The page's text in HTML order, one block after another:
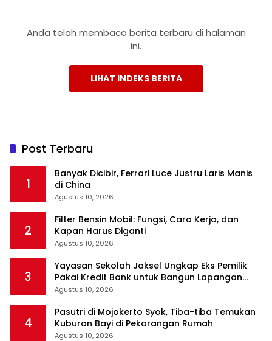
Anda telah membaca berita terbaru di halaman
ini.
LIHAT INDEKS BERITA
Post Terbaru
1
Banyak Dicibir, Ferrari Luce Justru Laris Manis
di China
Agustus 10, 2026
2
Filter Bensin Mobil: Fungsi, Cara Kerja, dan
Kapan Harus Diganti
Agustus 10, 2026
3
Yayasan Sekolah Jaksel Ungkap Eks Pemilik
Pakai Kredit Bank untuk Bangun Lapangan
Padel
Agustus 10, 2026
4
Pasutri di Mojokerto Syok, Tiba-tiba Temukan
Kuburan Bayi di Pekarangan Rumah
Agustus 10, 2026